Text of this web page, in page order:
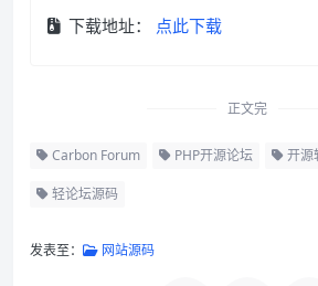
下载地址：
点此下载
正文完
Carbon Forum PHP开源论坛 开源
轻论坛源码
发表至： 网站源码